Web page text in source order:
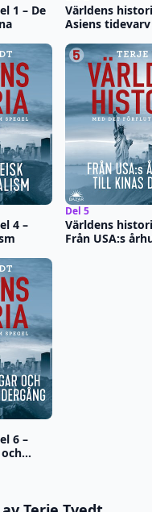
1 – De
Världens
Asiens tidevarv
4 –
Del 5
Världens
Från USA:s
6 –